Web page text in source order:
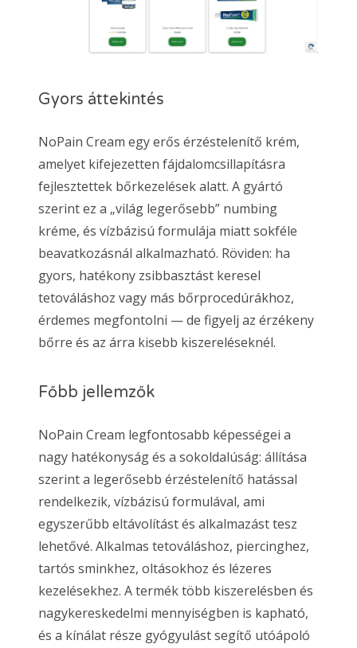
Gyors áttekintés
NoPain Cream egy erős érzéstelenítő krém,
amelyet kifejezetten fájdalomcsillapításra
fejlesztettek bőrkezelések alatt. A gyártó
szerint ez a „világ legerősebb” numbing
kréme, és vízbázisú formulája miatt sokféle
beavatkozásnál alkalmazható. Röviden: ha
gyors, hatékony zsibbasztást keresel
tetováláshoz vagy más bőrprocedúrákhoz,
érdemes megfontolni — de figyelj az érzékeny
bőrre és az árra kisebb kiszereléseknél.
Főbb jellemzők
NoPain Cream legfontosabb képességei a
nagy hatékonyság és a sokoldalúság: állítása
szerint a legerősebb érzéstelenítő hatással
rendelkezik, vízbázisú formulával, ami
egyszerűbb eltávolítást és alkalmazást tesz
lehetővé. Alkalmas tetováláshoz, piercinghez,
tartós sminkhez, oltásokhoz és lézeres
kezelésekhez. A termék több kiszerelésben és
nagykereskedelmi mennyiségben is kapható,
és a kínálat része gyógyulást segítő utóápoló